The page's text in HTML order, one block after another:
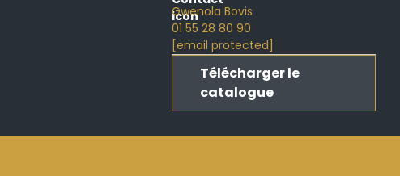
Gwenola Bovis
01 55 28 80 90
[email protected]
Télécharger le
catalogue